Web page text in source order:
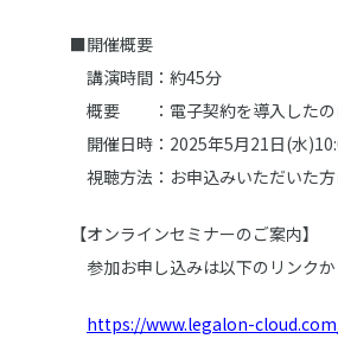
■開催概要
講演時間：約45分
概要 ：電子契約を導入したの
開催日時：2025年5月21日(水
視聴方法：お申込みいただいた方
【オンラインセミナーのご案内】
参加お申し込みは以下のリンクか
https://www.legalon-